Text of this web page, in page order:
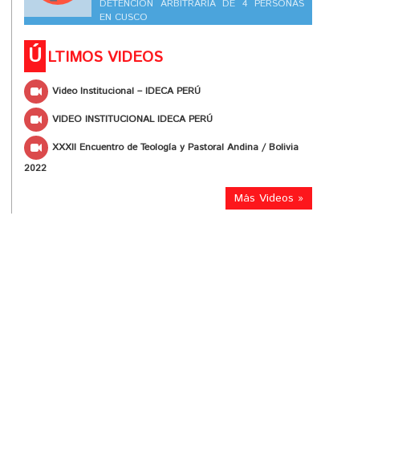
DETENCION ARBITRARIA DE 4 PERSONAS
EN CUSCO
Ú LTIMOS VIDEOS
Video Institucional – IDECA PERÚ
VIDEO INSTITUCIONAL IDECA PERÚ
XXXII Encuentro de Teología y Pastoral Andina / Bolivia
2022
Más Videos »